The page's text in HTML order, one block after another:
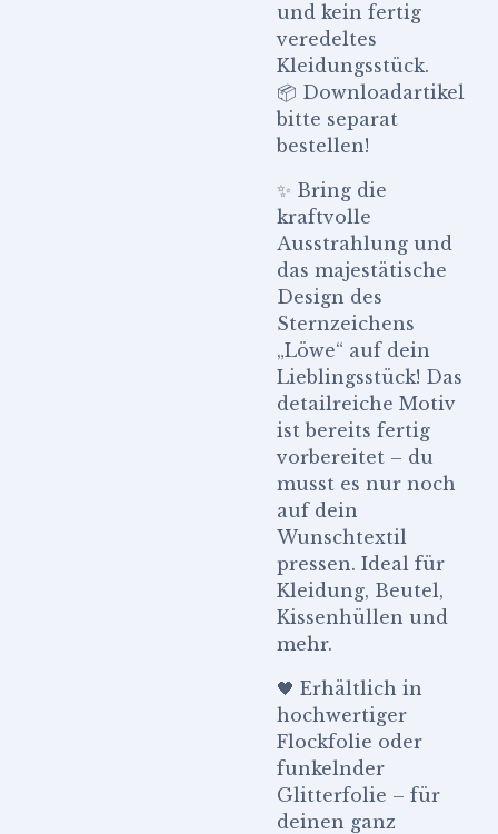
und kein fertig
veredeltes
Kleidungsstück.
📦 Downloadartikel
bitte separat
bestellen!
✨ Bring die
kraftvolle
Ausstrahlung und
das majestätische
Design des
Sternzeichens
„Löwe“ auf dein
Lieblingsstück! Das
detailreiche Motiv
ist bereits fertig
vorbereitet – du
musst es nur noch
auf dein
Wunschtextil
pressen. Ideal für
Kleidung, Beutel,
Kissenhüllen und
mehr.
🖤 Erhältlich in
hochwertiger
Flockfolie oder
funkelnder
Glitterfolie – für
deinen ganz